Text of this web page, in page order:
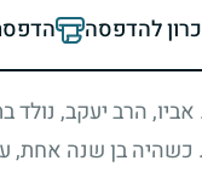
להדפסה
הרב יעקב, נולד
כשהיה בן שנה אחת,